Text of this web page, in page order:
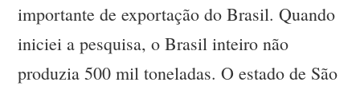
importante de exportação do Brasil. Quando
iniciei a pesquisa, o Brasil inteiro não
produzia 500 mil toneladas. O estado de São